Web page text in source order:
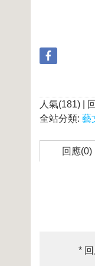
人氣(181) |
全站分類: 藝
回應(0)
* 回